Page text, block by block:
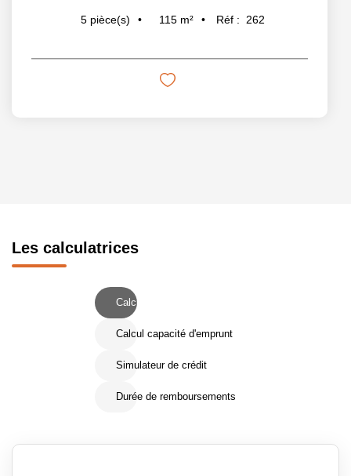
5 pièce(s) 115 m² Réf : 262
Les calculatrices
Calcul Frais de notaire
Calcul capacité d'emprunt
Simulateur de crédit
Durée de remboursements